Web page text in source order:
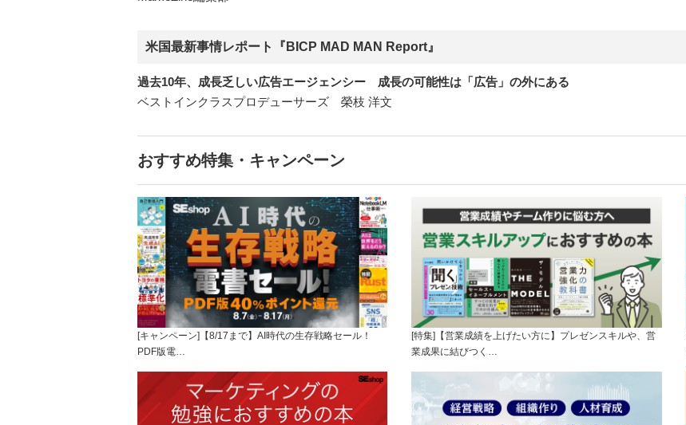
米国最新事情レポート『BICP MAD MAN Report』
過去10年、成長乏しい広告エージェンシー 成長の可能性は「広告」の外にある
ベストインクラスプロデューサーズ 榮枝 洋文
おすすめ特集・キャンペーン
[キャンペーン]【8/17まで】AI時代の生存戦略セール！
PDF版電…
[特集]【営業成績を上げたい方に】プレゼンスキルや、営
業成果に結びつく…